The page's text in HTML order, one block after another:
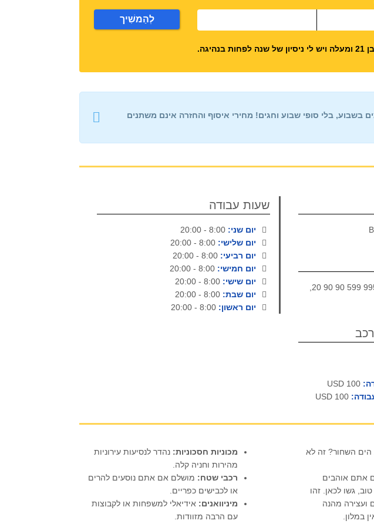
לפחות בנהיגה.
לְהַמשִׁיך
בלי סופי שבוע וחגים! מחירי איסוף והחזרה אינם משתנים
100 USD
100 USD
שעות עבודה
יום שני:
יום שלישי:
יום רביעי:
יום חמישי:
יום שישי:
יום שבת:
יום ראשון:
הים השחור? זה לא
אתם אוהבים
גשו לכאן. זהו
ועצירה מהנה
במלון.
מכוניות חסכוניות: נהדר לנסיעות עירוניות
מהירות וחניה קלה.
רכבי שטח: מושלם אם אתם נוסעים להרים
או לכבישים כפריים.
מיניוואנים: אידיאלי למשפחות או לקבוצות
עם הרבה מזוודות.